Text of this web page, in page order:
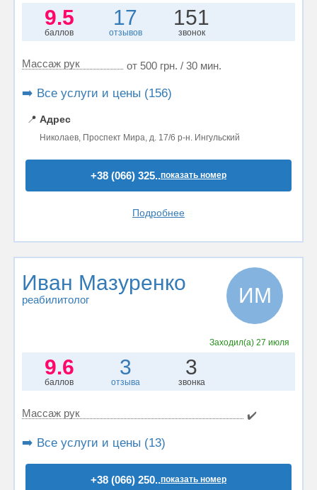
9.5
баллов
17
отзывов
151
звонок
Массаж рук от 500 грн. / 30 мин.
➡️ Все услуги и цены (156)
📍 Адрес
Николаев, Проспект Мира, д. 17/6 р-н. Ингульский
+38 (066) 325..показать номер
Подробнее
Иван Мазуренко
реабилитолог ИМ
Заходил(а)27 июля
9.6
баллов
3
отзыва
3
звонка
Массаж рук ✔️
➡️ Все услуги и цены (13)
+38 (066) 250..показать номер